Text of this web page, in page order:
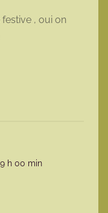
festive , oui on
h 00 min